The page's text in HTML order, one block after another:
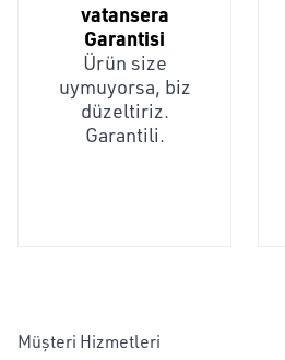
vatansera
Garantisi
Ürün size
uymuyorsa, biz
düzeltiriz.
Garantili.
Müşteri Hizmetleri